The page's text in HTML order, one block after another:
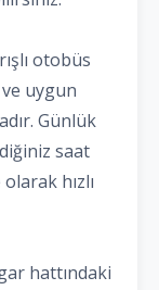
otobüs
uygun
Günlük
saat
hızlı
hattındaki